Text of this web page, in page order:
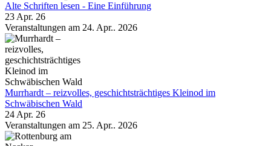
Alte Schriften lesen - Eine Einführung
23 Apr. 26
Veranstaltungen am 24. Apr.. 2026
Murrhardt – reizvolles, geschichtsträchtiges Kleinod im
Schwäbischen Wald
24 Apr. 26
Veranstaltungen am 25. Apr.. 2026